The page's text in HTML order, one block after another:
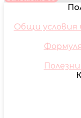
Общи условия